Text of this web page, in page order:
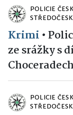
POLICIE
Krimi •
ze srážky s
POLICIE